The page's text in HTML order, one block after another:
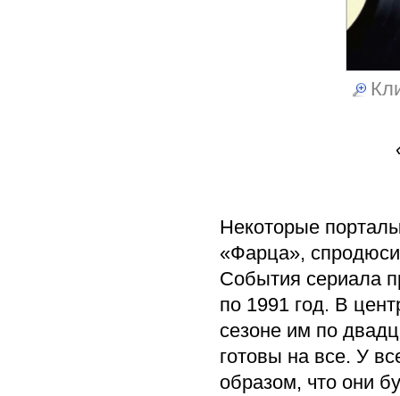
Некоторые
«Фарца»,
События сериала
по 1991 год. В
сезоне им по
готовы на все. У
образом, что они